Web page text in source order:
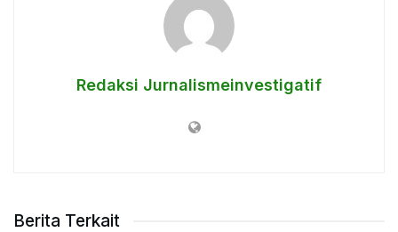
Redaksi Jurnalismeinvestigatif
Berita Terkait